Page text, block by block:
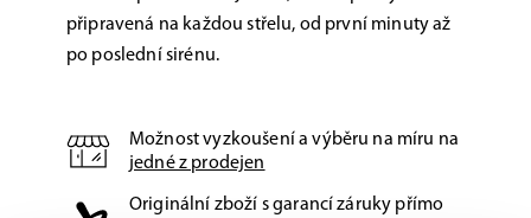
připravená na každou střelu, od první minuty až
po poslední sirénu.
Možnost vyzkoušení a výběru na míru na
jedné z prodejen
Originální zboží s garancí záruky přímo